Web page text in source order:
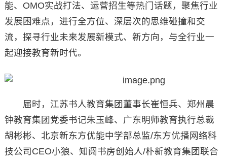
能、OMO实战打法、运营招生等热门话题，聚焦行业
发展困难点，进行全方位、深层次的思维碰撞和交
流，探寻行业未来发展新模式、新方向，与全行业一
起迎接教育新时代。
​ 届时，江苏书人教育集团董事长崔恒兵、郑州晨
钟教育集团党委书记朱玉峰、广东明师教育执行总裁
胡彬彬、北京新东方优能中学部总监/东方优播网络科
技公司CEO小狼、知阅书房创始人/朴新教育集团联合